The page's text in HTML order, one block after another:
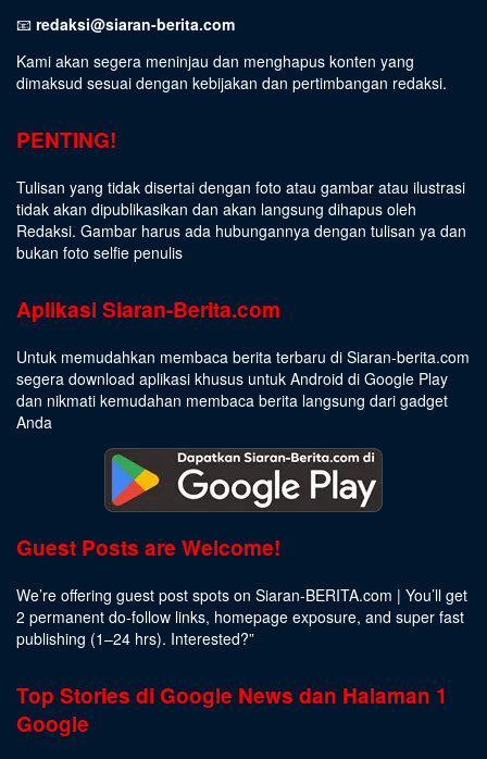
📧 redaksi@siaran-berita.com
Kami akan segera meninjau dan menghapus konten yang
dimaksud sesuai dengan kebijakan dan pertimbangan redaksi.
PENTING!
Tulisan yang tidak disertai dengan foto atau gambar atau ilustrasi
tidak akan dipublikasikan dan akan langsung dihapus oleh
Redaksi. Gambar harus ada hubungannya dengan tulisan ya dan
bukan foto selfie penulis
Aplikasi Siaran-Berita.com
Untuk memudahkan membaca berita terbaru di Siaran-berita.com
segera download aplikasi khusus untuk Android di Google Play
dan nikmati kemudahan membaca berita langsung dari gadget
Anda
Guest Posts are Welcome!
We’re offering guest post spots on Siaran-BERITA.com | You’ll get
2 permanent do-follow links, homepage exposure, and super fast
publishing (1–24 hrs). Interested?”
Top Stories di Google News dan Halaman 1
Google